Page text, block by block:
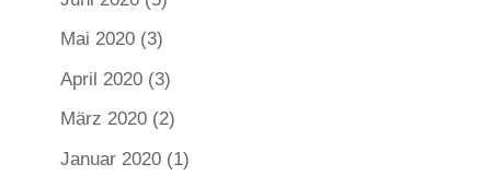
Mai 2020(3)
April 2020(3)
März 2020(2)
Januar 2020(1)